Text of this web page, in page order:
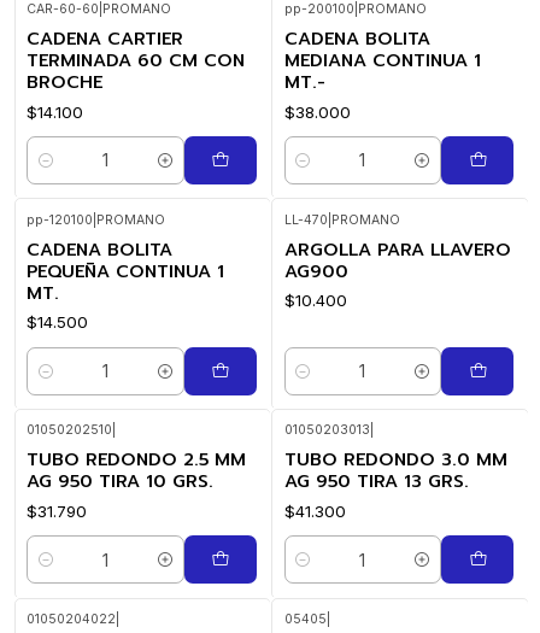
CAR-60-60 PROMANO
CADENA CARTIER
TERMINADA 60 CM CON
BROCHE
$14.100
Cantidad
pp-200100 PROMANO
CADENA BOLITA
MEDIANA CONTINUA 1
MT.-
$38.000
Cantidad
pp-120100 PROMANO
CADENA BOLITA
PEQUEÑA CONTINUA 1
MT.
$14.500
Cantidad
LL-470 PROMANO
ARGOLLA PARA LLAVERO
AG900
$10.400
Cantidad
01050202510
TUBO REDONDO 2.5 MM
AG 950 TIRA 10 GRS.
$31.790
Cantidad
01050203013
TUBO REDONDO 3.0 MM
AG 950 TIRA 13 GRS.
$41.300
Cantidad
01050204022 05405